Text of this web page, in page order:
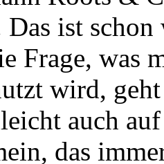
Das ist
Frage, was
wird,
auch
das